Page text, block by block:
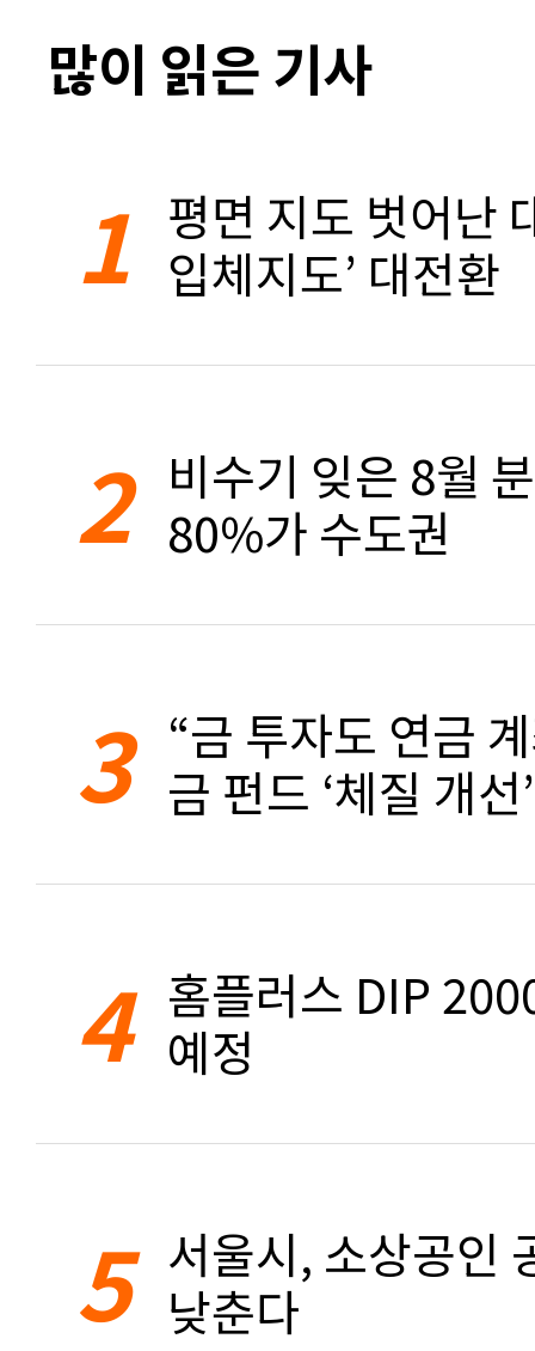
많이 읽은 기사
1 평면 지도 벗어난
입체지도’ 대전환
2 비수기 잊은 8월
80%가 수도권
3 “금 투자도 연금
금 펀드 ‘체질 개선’
4 홈플러스 DIP
예정
5 서울시, 소상공인
낮춘다